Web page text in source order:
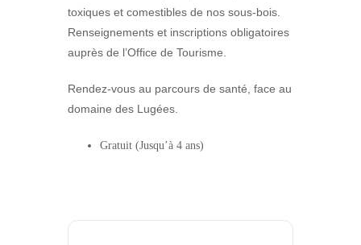
toxiques et comestibles de nos sous-bois.
Renseignements et inscriptions obligatoires
auprès de l’Office de Tourisme.
Rendez-vous au parcours de santé, face au
domaine des Lugées.
Gratuit (Jusqu’à 4 ans)